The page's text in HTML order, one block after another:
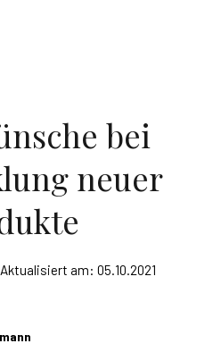
bei
neuer
Aktualisiert am: 05.10.2021